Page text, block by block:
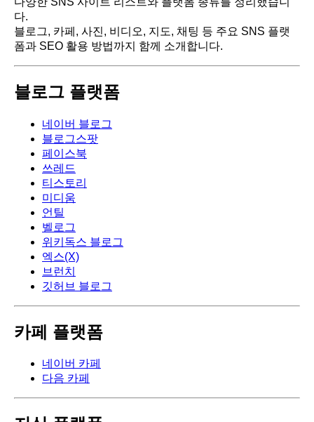
다.
블로그, 카페, 사진, 비디오, 지도, 채팅 등 주요 SNS 플랫
폼과 SEO 활용 방법까지 함께 소개합니다.
블로그 플랫폼
네이버 블로그
블로그스팟
페이스북
쓰레드
티스토리
미디움
언틸
벨로그
위키독스 블로그
엑스(X)
브런치
깃허브 블로그
카페 플랫폼
네이버 카페
다음 카페